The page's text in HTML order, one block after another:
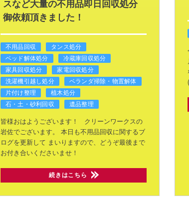
スなど大量の不用品即日回収処分
御依頼頂きました！
不用品回収
タンス処分
ベッド解体処分
冷蔵庫回収処分
家具回収処分
家電回収処分
洗濯機引越し処分
ベランダ掃除・物置解体
片付け整理
植木処分
石・土・砂利回収
遺品整理
皆様おはようございます！
クリーンワークスの
岩佐でございます。
本日も不用品回収に関するブ
ログを更新して まいりますので、どうぞ最後まで
お付き合いくださいませ！
続きはこちら